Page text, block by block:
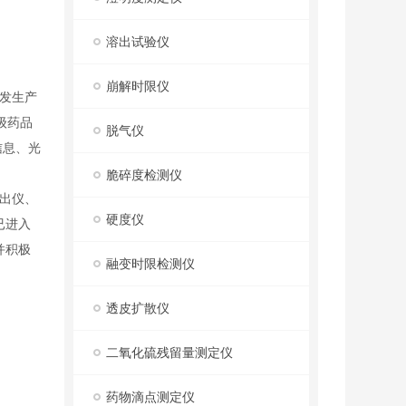
生产
药品
、光
仪、
进入
积极
溶出试验仪
崩解时限仪
脱气仪
脆碎度检测仪
硬度仪
融变时限检测仪
透皮扩散仪
二氧化硫残留量测定仪
药物滴点测定仪